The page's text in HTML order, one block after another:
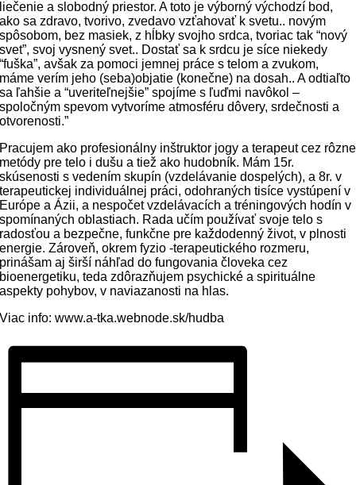
liečenie a slobodný priestor. A toto je výborný východzí bod,
ako sa zdravo, tvorivo, zvedavo vzťahovať k svetu.. novým
spôsobom, bez masiek, z hĺbky svojho srdca, tvoriac tak “nový
svet”, svoj vysnený svet.. Dostať sa k srdcu je síce niekedy
“fuška”, avšak za pomoci jemnej práce s telom a zvukom,
máme verím jeho (seba)objatie (konečne) na dosah.. A odtiaľto
sa ľahšie a “uveriteľnejšie” spojíme s ľuďmi navôkol –
spoločným spevom vytvoríme atmosféru dôvery, srdečnosti a
otvorenosti.”
Pracujem ako profesionálny inštruktor jogy a terapeut cez rôzne
metódy pre telo i dušu a tiež ako hudobník. Mám 15r.
skúsenosti s vedením skupín (vzdelávanie dospelých), a 8r. v
terapeutickej individuálnej práci, odohraných tisíce vystúpení v
Európe a Ázii, a nespočet vzdelávacích a tréningových hodín v
spomínaných oblastiach. Rada učím používať svoje telo s
radosťou a bezpečne, funkčne pre každodenný život, v plnosti
energie. Zároveň, okrem fyzio -terapeutického rozmeru,
prinášam aj širší náhľad do fungovania človeka cez
bioenergetiku, teda zdôrazňujem psychické a spirituálne
aspekty pohybov, v naviazanosti na hlas.
Viac info: www.a-tka.webnode.sk/hudba